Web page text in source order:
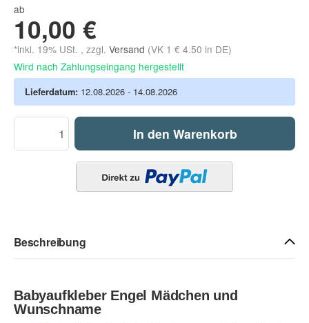
ab
10,00 €
*inkl. 19% USt. , zzgl. Versand (VK 1 € 4.50 in DE)
Wird nach Zahlungseingang hergestellt
Lieferdatum: 12.08.2026 - 14.08.2026
In den Warenkorb
Beschreibung
Babyaufkleber Engel Mädchen und
Wunschname